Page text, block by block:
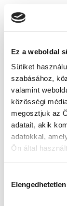
Ez a weboldal
Sütiket
szabásához,
valamint
közösségi
megosztjuk az
adatait, akik
adatokkal,
Ön által
kiválasztása
Elengedhetetlen